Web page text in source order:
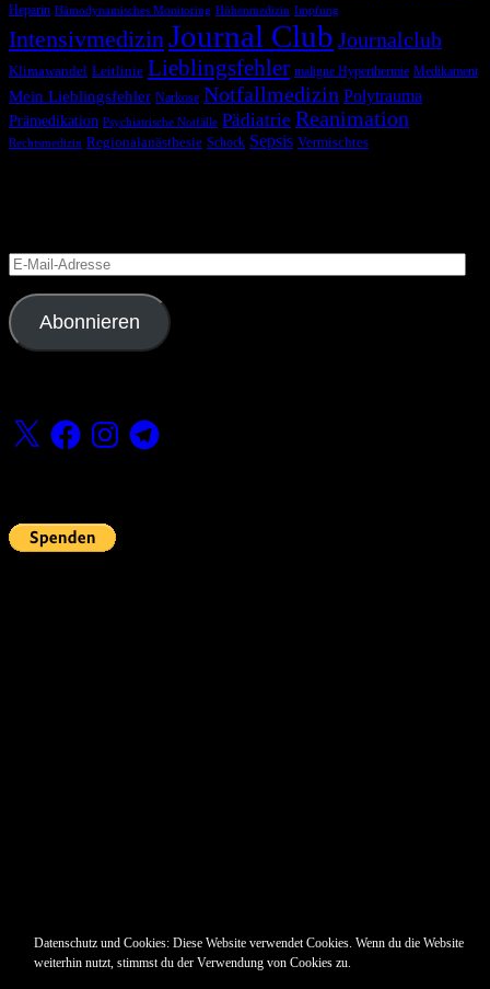
Heparin Hämodynamisches Monitoring Höhenmedizin Impfung
Intensivmedizin Journal Club Journalclub
Klimawandel Leitlinie Lieblingsfehler maligne Hyperthermie Medikament
Mein Lieblingsfehler Narkose Notfallmedizin Polytrauma
Prämedikation Psychiatrische Notfälle Pädiatrie Reanimation
Rechtsmedizin Regionalanästhesie Schock Sepsis Vermischtes
E-
Mail-
Adresse
Abonnieren
X FacebookInstagramTelegram
Datenschutz und Cookies: Diese Website verwendet Cookies. Wenn du die Website
weiterhin nutzt, stimmst du der Verwendung von Cookies zu.